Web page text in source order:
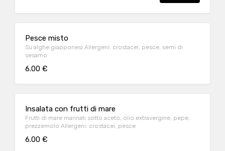
Pesce misto
Su alghe giapponesi Allergeni: crostacei, pesce, semi di
sesamo
6.00 €
Insalata con frutti di mare
Frutti di mare marinati sotto aceto, olio extravergine, pepe,
prezzemolo Allergeni: crostacei, pesce
6.00 €